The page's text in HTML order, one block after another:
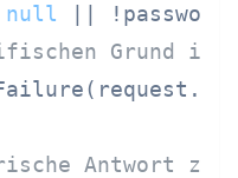
null ||
Grund
Antwort